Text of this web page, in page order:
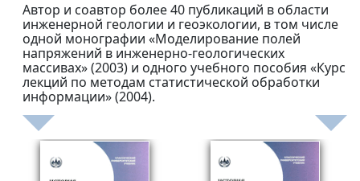
Автор и соавтор более 40 публикаций в области
инженерной геологии и геоэкологии, в том числе
одной монографии «Моделирование полей
напряжений в инженерно-геологических
массивах» (2003) и одного учебного пособия «Курс
лекций по методам статистической обработки
информации» (2004).